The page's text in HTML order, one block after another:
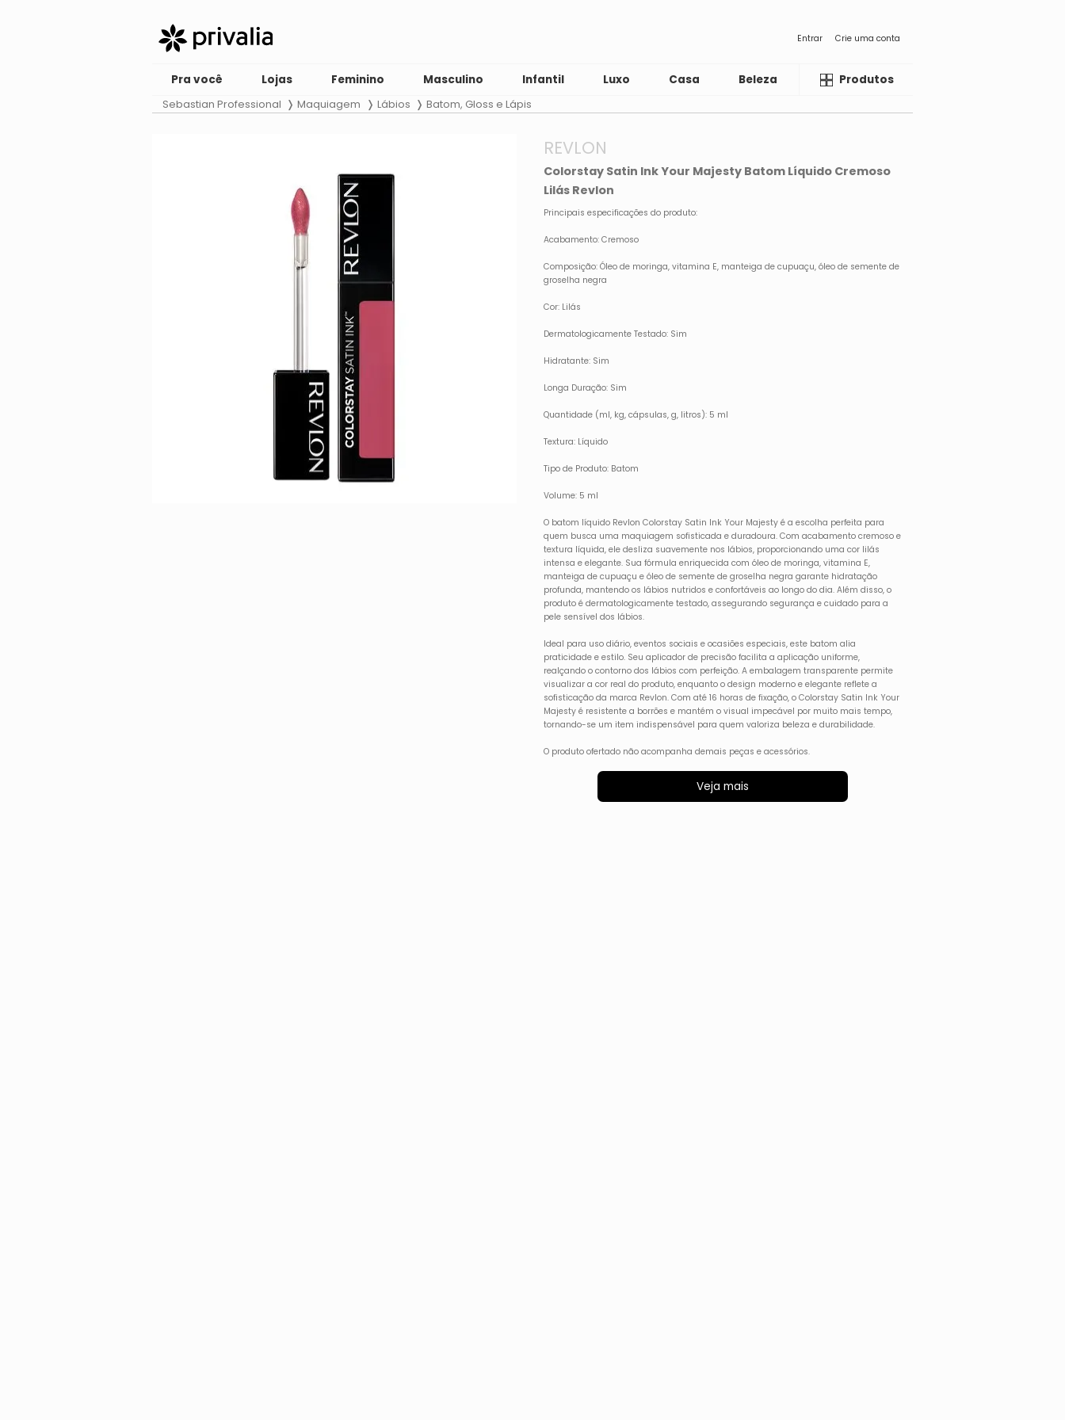
Entrar Crie uma conta
Pra você Lojas Feminino Masculino Infantil Luxo Casa Beleza LiquidaProdutos
Sebastian Professional Maquiagem Lábios Batom, Gloss e Lápis
REVLON
Colorstay Satin Ink Your Majesty Batom Líquido Cremoso
Lilás Revlon
Principais especificações do produto:
Acabamento: Cremoso
Composição: Óleo de moringa, vitamina E, manteiga de cupuaçu, óleo de semente de
groselha negra
Cor: Lilás
Dermatologicamente Testado: Sim
Hidratante: Sim
Longa Duração: Sim
Quantidade (ml, kg, cápsulas, g, litros): 5 ml
Textura: Líquido
Tipo de Produto: Batom
Volume: 5 ml
O batom líquido Revlon Colorstay Satin Ink Your Majesty é a escolha perfeita para
quem busca uma maquiagem sofisticada e duradoura. Com acabamento cremoso e
textura líquida, ele desliza suavemente nos lábios, proporcionando uma cor lilás
intensa e elegante. Sua fórmula enriquecida com óleo de moringa, vitamina E,
manteiga de cupuaçu e óleo de semente de groselha negra garante hidratação
profunda, mantendo os lábios nutridos e confortáveis ao longo do dia. Além disso, o
produto é dermatologicamente testado, assegurando segurança e cuidado para a
pele sensível dos lábios.
Ideal para uso diário, eventos sociais e ocasiões especiais, este batom alia
praticidade e estilo. Seu aplicador de precisão facilita a aplicação uniforme,
realçando o contorno dos lábios com perfeição. A embalagem transparente permite
visualizar a cor real do produto, enquanto o design moderno e elegante reflete a
sofisticação da marca Revlon. Com até 16 horas de fixação, o Colorstay Satin Ink Your
Majesty é resistente a borrões e mantém o visual impecável por muito mais tempo,
tornando-se um item indispensável para quem valoriza beleza e durabilidade.
O produto ofertado não acompanha demais peças e acessórios.
Veja mais